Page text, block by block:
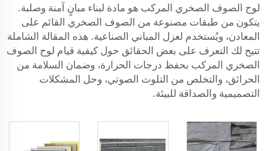
لوح الصوف الصخري المركب هو مادة لبناء مبانٍ آمنة وصلبة.
يتكون من طبقات مصنوعة من الصوف الصخري القائم على
المعادن، ويُستخدم لعزل المباني الصناعية. هذه المقالة الشاملة
تتيح لك التعرف على بعض الحقائق حول كيفية قيام لوح الصوف
الصخري المركب بحفظ درجات الحرارة، وضمان السلامة من
الحرائق، والتخلص من التلوث الصوتي، وحل المشكلات
التصميمية والصداقة للبيئة.